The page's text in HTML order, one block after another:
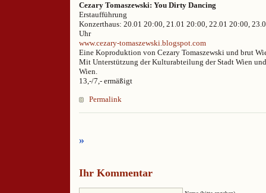
Cezary Tomaszewski: You Dirty Dancing
Erstaufführung
Konzerthaus: 20.01 20:00, 21.01 20:00, 22.01 20:00,
Uhr
www.cezary-tomaszewski.blogspot.com
Eine Koproduktion von Cezary Tomaszewski und brut
Mit Unterstützung der Kulturabteilung der Stadt Wien
Wien.
13,-/7,- ermäßigt
Permalink
»
Ihr Kommentar